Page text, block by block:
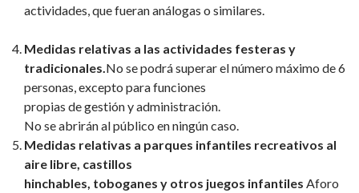
actividades, que fueran análogas o similares.
Medidas relativas a las actividades festeras y
tradicionales.No se podrá superar el número máximo de 6
personas, excepto para funciones
propias de gestión y administración.
No se abrirán al público en ningún caso.
Medidas relativas a parques infantiles recreativos al
aire libre, castillos
hinchables, toboganes y otros juegos infantiles Aforo